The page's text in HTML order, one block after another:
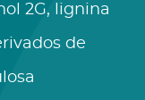
2G, lignina
de